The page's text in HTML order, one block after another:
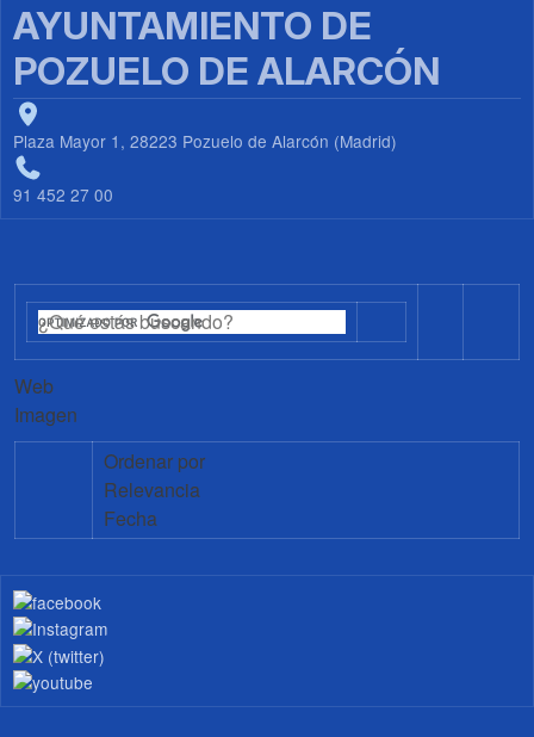
AYUNTAMIENTO DE
POZUELO DE ALARCÓN
Plaza Mayor 1, 28223 Pozuelo de Alarcón (Madrid)
91 452 27 00
Web
Imagen
Ordenar por
Relevancia
Fecha